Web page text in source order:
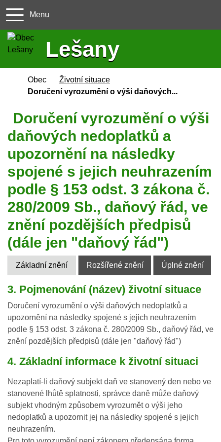
Menu
Lešany
Úvodní stránka
Obec
Životní situace
Doručení vyrozumění o výši daňových...
Doručení vyrozumění o výši
daňových nedoplatků a
upozornění na následky
spojené s jejich neuhrazením
podle § 153 odst. 3 zákona č.
280/2009 Sb., daňový řád, ve
znění pozdějších předpisů
(dále jen "daňový řád")
Základní znění Rozšířené znění Úplné znění
3. Pojmenování (název) životní situace
Doručení vyrozumění o výši daňových nedoplatků a
upozornění na následky spojené s jejich neuhrazením
podle § 153 odst. 3 zákona č. 280/2009 Sb., daňový řád,
ve znění pozdějších předpisů (dále jen "daňový řád")
4. Základní informace k životní situaci
Nezaplatí-li daňový subjekt daň ve stanovený den nebo ve
stanovené lhůtě splatnosti, správce daně může daňový
subjekt vhodným způsobem vyrozumět o výši jeho
nedoplatků a upozornit jej na následky spojené s jejich
neuhrazením.